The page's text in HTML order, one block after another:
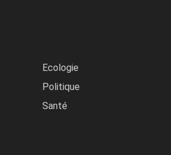
Ecologie
Politique
Santé